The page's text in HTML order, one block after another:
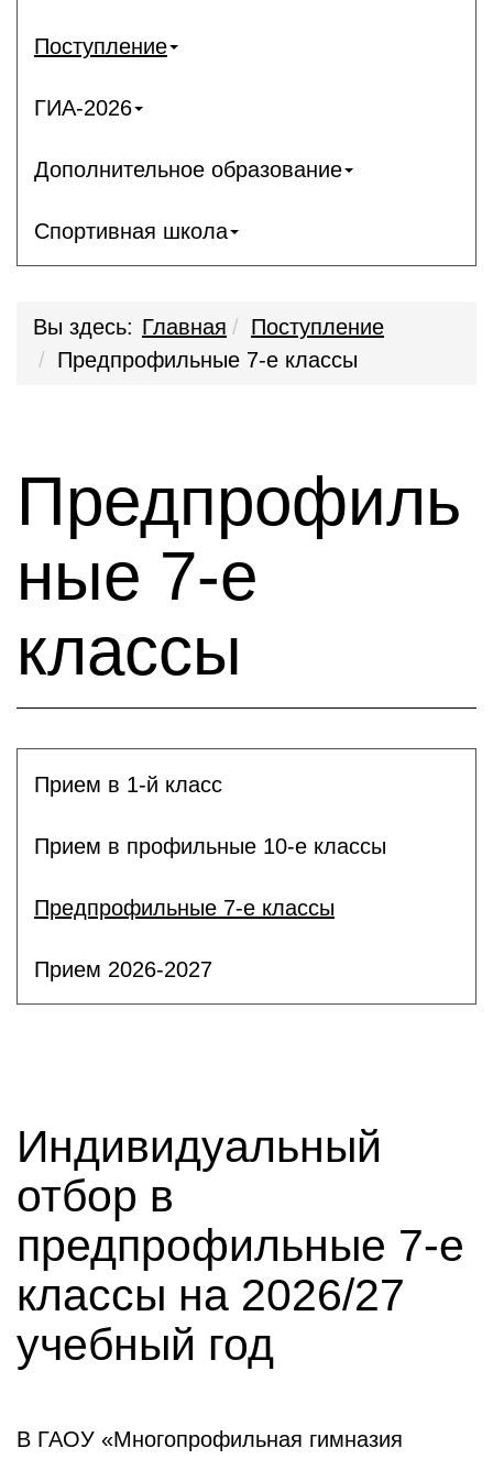
Поступление
ГИА-2026
Дополнительное образование
Спортивная школа
Вы здесь: Главная
Поступление
Предпрофильные 7-е классы
Предпрофиль
ные 7-е
классы
Прием в 1-й класс
Прием в профильные 10-е классы
Предпрофильные 7-е классы
Прием 2026-2027
Индивидуальный
отбор в
предпрофильные 7-е
классы на 2026/27
учебный год
В ГАОУ «Многопрофильная гимназия